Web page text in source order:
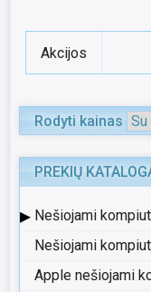
Akcijos
Rodyti kainas
PREKIŲ
▸ Nešiojami
Nešiojami
Apple nešiojami